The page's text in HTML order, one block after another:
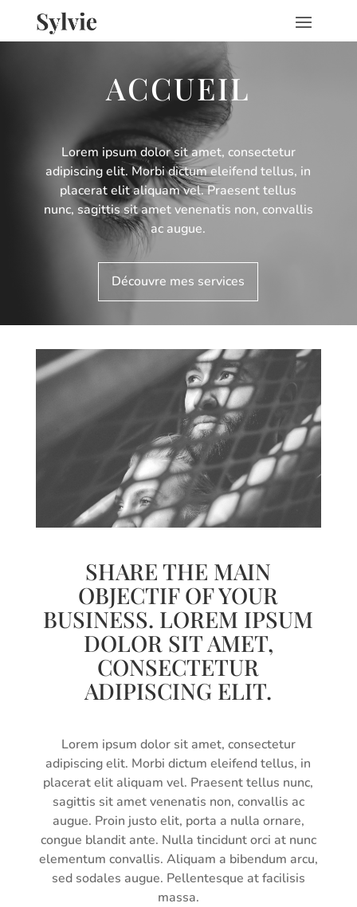
ACCUEIL
Lorem ipsum dolor sit amet, consectetur
adipiscing elit. Morbi dictum eleifend tellus, in
placerat elit aliquam vel. Praesent tellus
nunc, sagittis sit amet venenatis non, convallis
ac augue.
Découvre mes services
SHARE THE MAIN
OBJECTIF OF YOUR
BUSINESS. LOREM IPSUM
DOLOR SIT AMET,
CONSECTETUR
ADIPISCING ELIT.
Lorem ipsum dolor sit amet, consectetur
adipiscing elit. Morbi dictum eleifend tellus, in
placerat elit aliquam vel. Praesent tellus nunc,
sagittis sit amet venenatis non, convallis ac
augue. Proin justo elit, porta a nulla ornare,
congue blandit ante. Nulla tincidunt orci at nunc
elementum convallis. Aliquam a bibendum arcu,
sed sodales augue. Pellentesque at facilisis
massa.